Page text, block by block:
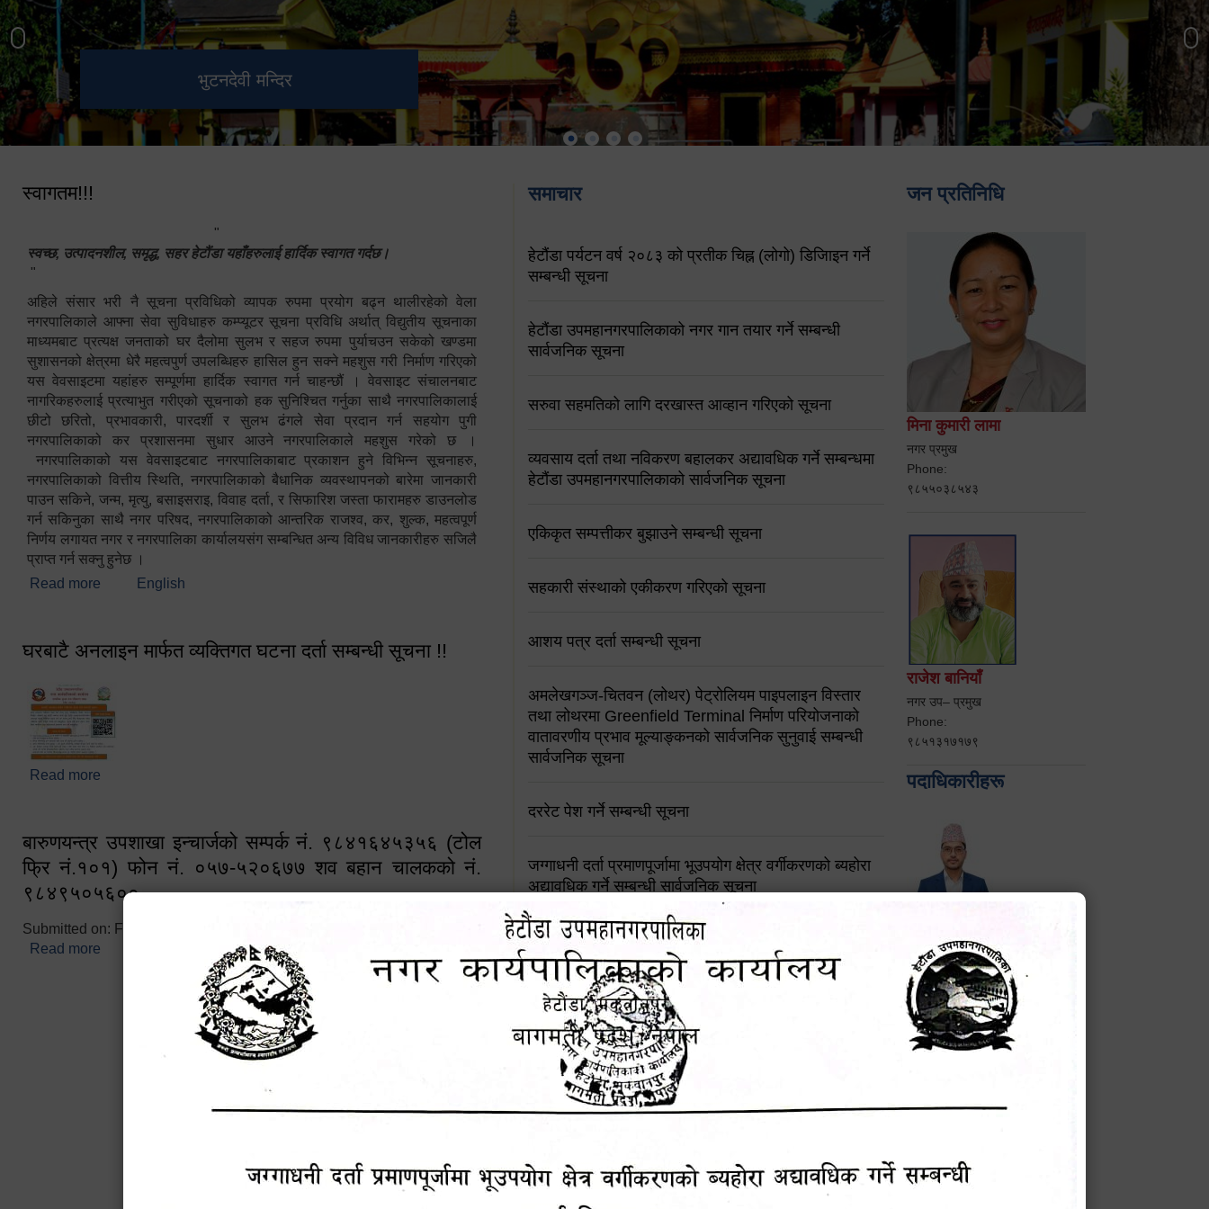
भुटनदेवी मन्दिर
स्मारक
हेटौंडा उपमहानगरपालिका नगर
कार्यपालिकाको कार्यालय
मनकामना डाँडाबाट देखिएको दृश्य
स्वागतम!!!
"
स्वच्छ, उत्पादनशील, समृद्ध, सहर हेटौंडा यहाँहरुलाई हार्दिक स्वागत गर्दछ।
"
अहिले संसार भरी नै सूचना प्रविधिको व्यापक रुपमा प्रयोग बढ्न थालीरहेको वेला
नगरपालिकाले आफ्ना सेवा सुविधाहरु कम्प्यूटर सूचना प्रविधि अर्थात् विद्युतीय सूचनाका
माध्यमबाट प्रत्यक्ष जनताको घर दैलोमा सुलभ र सहज रुपमा पुर्याचउन सकेको खण्डमा
सुशासनको क्षेत्रमा धेरै महत्वपुर्ण उपलब्धिहरु हासिल हुन सक्ने महशुस गरी निर्माण गरिएको
यस वेवसाइटमा यहांहरु सम्पूर्णमा हार्दिक स्वागत गर्न चाहन्छौं । वेवसाइट संचालनबाट
नागरिकहरुलाई प्रत्याभुत गरीएको सूचनाको हक सुनिश्चित गर्नुका साथै नगरपालिकालाई
छीटो छरितो, प्रभावकारी, पारदर्शी र सुलभ ढंगले सेवा प्रदान गर्न सहयोग पुगी
नगरपालिकाको कर प्रशासनमा सुधार आउने नगरपालिकाले महशुस गरेको छ ।
नगरपालिकाको यस वेवसाइटबाट नगरपालिकाबाट प्रकाशन हुने विभिन्न सूचनाहरु,
नगरपालिकाको वित्तीय स्थिति, नगरपालिकाको बैधानिक व्यवस्थापनको बारेमा जानकारी
पाउन सकिने, जन्म, मृत्यु, बसाइसराइ, विवाह दर्ता, र सिफारिश जस्ता फारामहरु डाउनलोड
गर्न सकिनुका साथै नगर परिषद, नगरपालिकाको आन्तरिक राजश्व, कर, शुल्क, महत्वपूर्ण
निर्णय लगायत नगर र नगरपालिका कार्यालयसंग सम्बन्धित अन्य विविध जानकारीहरु सजिलै
प्राप्त गर्न सक्नु हुनेछ ।
Read more about स्वागतम!!!
English
घरबाटै अनलाइन मार्फत व्यक्तिगत घटना दर्ता सम्बन्धी सूचना !!
Read more
बारुणयन्त्र उपशाखा इन्चार्जको सम्पर्क नं. ९८४१६४५३५६ (टोल
फ्रि नं.१०१) फोन नं. ०५७-५२०६७७ शव बहान चालकको नं.
९८४९५०५६००
Submitted on: Fri, 02/25/2022 - 10:50
Read more about बारुणयन्त्र उपशाखा इन्चार्जको सम्पर्क नं. ९८४१६४५३५६ (टोल फ्रि
नं.१०१) फोन नं. ०५७-५२०६७७ शव बहान चालकको नं. ९८४९५०५६००
समाचार
हेटौंडा पर्यटन वर्ष २०८३ को प्रतीक चिह्न (लोगो) डिजिाइन गर्ने
सम्बन्धी सूचना
हेटौंडा उपमहानगरपालिकाको नगर गान तयार गर्ने सम्बन्धी
सार्वजनिक सूचना
सरुवा सहमतिको लागि दरखास्त आव्हान गरिएको सूचना
व्यवसाय दर्ता तथा नविकरण बहालकर अद्यावधिक गर्ने सम्बन्धमा
हेटौंडा उपमहानगरपालिकाको सार्वजनिक सूचना
एकिकृत सम्पत्तीकर बुझाउने सम्बन्धी सूचना
सहकारी संस्थाको एकीकरण गरिएको सूचना
आशय पत्र दर्ता सम्बन्धी सूचना
अमलेखगञ्ज-चितवन (लोथर) पेट्रोलियम पाइपलाइन विस्तार
तथा लोथरमा Greenfield Terminal निर्माण परियोजनाको
वातावरणीय प्रभाव मूल्याङ्कनको सार्वजनिक सुनुवाई सम्बन्धी
सार्वजनिक सूचना
दररेट पेश गर्ने सम्बन्धी सूचना
जग्गाधनी दर्ता प्रमाणपूर्जामा भूउपयोग क्षेत्र वर्गीकरणको ब्यहोरा
अद्यावधिक गर्ने सम्बन्धी सार्वजनिक सूचना
आशय पत्र दर्ता सम्बन्धी सूचना
शिक्षक सरुवा सहमतिका लागि दरखास्त आव्हान सम्बन्धी सूचना !
हेटौंडा उपमहानगरपालिकाको सूची दर्ता सम्बन्धी सूचना
चुरियामाई सुरुङको संरक्षण तथा व्यवस्थापनको जिम्मेवारी
पोषाक र परिचयपत्र अनिवार्य लगाउने सम्बन्धमा ।
जन प्रतिनिधि
मिना कुमारी लामा
नगर प्रमुख
Phone:
९८५५०३८५४३
राजेश बानियाँ
नगर उप– प्रमुख
Phone:
९८५१३१७१७९
पदाधिकारीहरू
प्रमुख प्रशासकीय अधिकृत
Phone: 9855010111
सविन न्यौपाने